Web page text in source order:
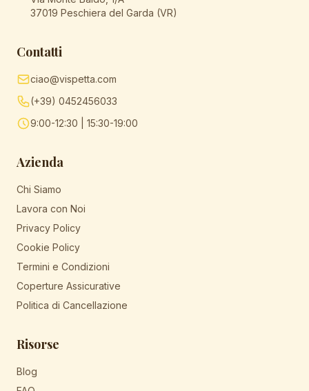
37019 Peschiera del Garda (VR)
Contatti
ciao@vispetta.com
(+39) 0452456033
9:00-12:30 | 15:30-19:00
Azienda
Chi Siamo
Lavora con Noi
Privacy Policy
Cookie Policy
Termini e Condizioni
Coperture Assicurative
Politica di Cancellazione
Risorse
Blog